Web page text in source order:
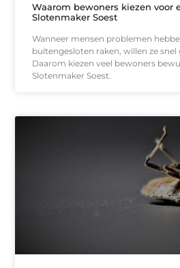
Waarom bewoners kiezen voor
Slotenmaker Soest
Wanneer mensen problemen
buitengesloten raken, willen ze snel
Daarom kiezen veel bewoners
Slotenmaker Soest.